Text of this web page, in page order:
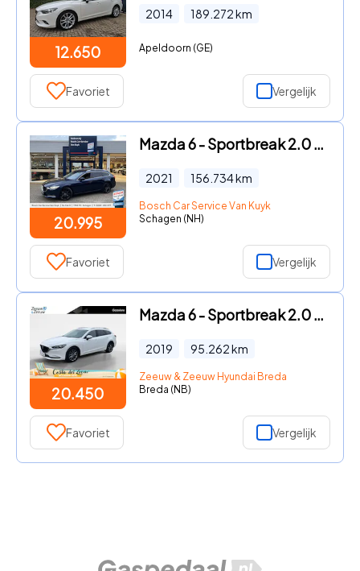
12.650
2014 189.272km
Apeldoorn (GE)
Favoriet Vergelijk
20.995
Mazda 6 - Sportbreak 2.0 SkyActiv-G 165 Sportive / Automaat / NL-Auto
2021 156.734km
Bosch Car Service Van Kuyk
Schagen (NH)
Favoriet Vergelijk
20.450
Mazda 6 - Sportbreak 2.0 SkyActiv-G 145 TS | Automaat! | Navi | Parkee
2019 95.262km
Zeeuw & Zeeuw Hyundai Breda
Breda (NB)
Favoriet Vergelijk